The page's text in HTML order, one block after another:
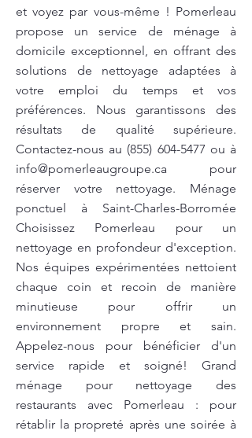
et voyez par vous-même ! Pomerleau
propose un service de ménage à
domicile exceptionnel, en offrant des
solutions de nettoyage adaptées à
votre emploi du temps et vos
préférences. Nous garantissons des
résultats de qualité supérieure.
Contactez-nous au (855) 604-5477 ou à
info@pomerleaugroupe.ca pour
réserver votre nettoyage. Ménage
ponctuel à Saint-Charles-Borromée
Choisissez Pomerleau pour un
nettoyage en profondeur d'exception.
Nos équipes expérimentées nettoient
chaque coin et recoin de manière
minutieuse pour offrir un
environnement propre et sain.
Appelez-nous pour bénéficier d'un
service rapide et soigné! Grand
ménage pour nettoyage des
restaurants avec Pomerleau : pour
rétablir la propreté après une soirée à